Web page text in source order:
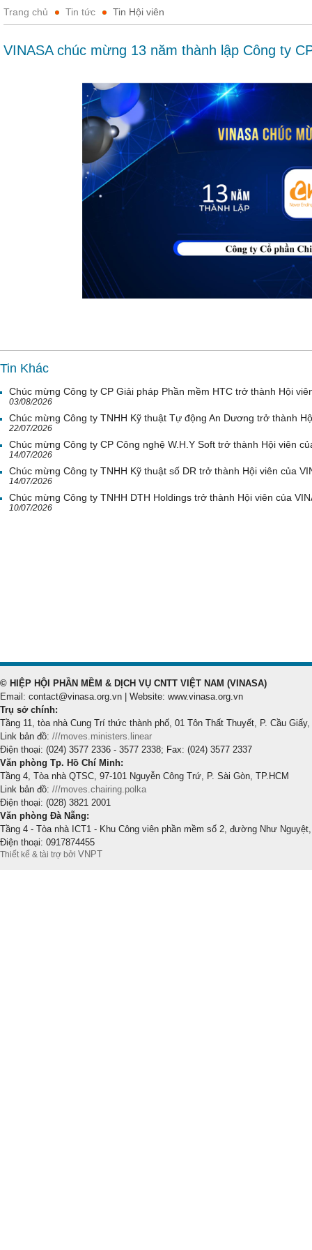
Trang chủ Tin tức Tin Hội viên
VINASA chúc mừng 13 năm thành lập Công ty
Tin Khác
Chúc mừng Công ty CP Giải pháp Phần mềm HTC trở thành Hội
03/08/2026
Chúc mừng Công ty TNHH Kỹ thuật Tự động An Dương trở thành
22/07/2026
Chúc mừng Công ty CP Công nghệ W.H.Y Soft trở thành Hội viên
14/07/2026
Chúc mừng Công ty TNHH Kỹ thuật số DR trở thành Hội viên của
14/07/2026
Chúc mừng Công ty TNHH DTH Holdings trở thành Hội viên của
10/07/2026
© HIỆP HỘI PHẦN MỀM & DỊCH VỤ CNTT VIỆT NAM (VINASA)
Email: contact@vinasa.org.vn | Website: www.vinasa.org.vn
Trụ sở chính:
Tầng 11, tòa nhà Cung Trí thức thành phố, 01 Tôn Thất Thuyết, P. Cầu Giấy,
Link bản đồ: ///moves.ministers.linear
Điện thoại: (024) 3577 2336 - 3577 2338; Fax: (024) 3577 2337
Văn phòng Tp. Hồ Chí Minh:
Tầng 4, Tòa nhà QTSC, 97-101 Nguyễn Công Trứ, P. Sài Gòn, TP.HCM
Link bản đồ: ///moves.chairing.polka
Điện thoại: (028) 3821 2001
Văn phòng Đà Nẵng:
Tầng 4 - Tòa nhà ICT1 - Khu Công viên phần mềm số 2, đường Như
Điện thoại: 0917874455
Thiết kế & tài trợ bởi VNPT